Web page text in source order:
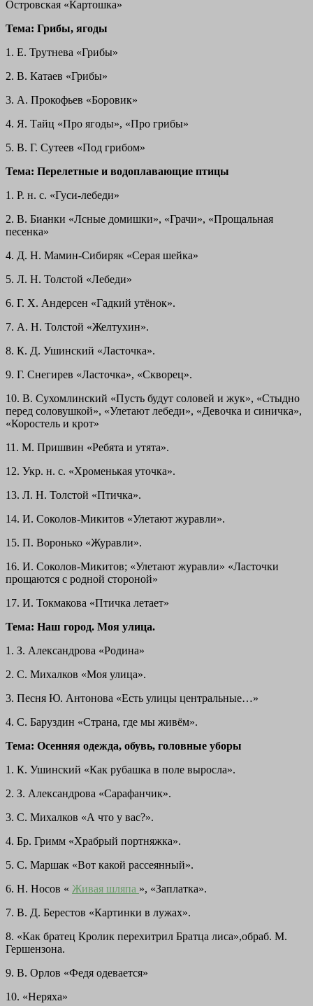
Островская «Картошка»
Тема: Грибы, ягоды
1. Е. Трутнева «Грибы»
2. В. Катаев «Грибы»
3. А. Прокофьев «Боровик»
4. Я. Тайц «Про ягоды», «Про грибы»
5. В. Г. Сутеев «Под грибом»
Тема: Перелетные и водоплавающие птицы
1. Р. н. с. «Гуси-лебеди»
2. В. Бианки «Лсные домишки», «Грачи», «Прощальная
песенка»
4. Д. Н. Мамин-Сибиряк «Серая шейка»
5. Л. Н. Толстой «Лебеди»
6. Г. Х. Андерсен «Гадкий утёнок».
7. А. Н. Толстой «Желтухин».
8. К. Д. Ушинский «Ласточка».
9. Г. Снегирев «Ласточка», «Скворец».
10. В. Сухомлинский «Пусть будут соловей и жук», «Стыдно
перед соловушкой», «Улетают лебеди», «Девочка и синичка»,
«Коростель и крот»
11. М. Пришвин «Ребята и утята».
12. Укр. н. с. «Хроменькая уточка».
13. Л. Н. Толстой «Птичка».
14. И. Соколов-Микитов «Улетают журавли».
15. П. Воронько «Журавли».
16. И. Соколов-Микитов; «Улетают журавли» «Ласточки
прощаются с родной стороной»
17. И. Токмакова «Птичка летает»
Тема: Наш город. Моя улица.
1. З. Александрова «Родина»
2. С. Михалков «Моя улица».
3. Песня Ю. Антонова «Есть улицы центральные…»
4. С. Баруздин «Страна, где мы живём».
Тема: Осенняя одежда, обувь, головные уборы
1. К. Ушинский «Как рубашка в поле выросла».
2. З. Александрова «Сарафанчик».
3. С. Михалков «А что у вас?».
4. Бр. Гримм «Храбрый портняжка».
5. С. Маршак «Вот какой рассеянный».
6. Н. Носов « Живая шляпа », «Заплатка».
7. В. Д. Берестов «Картинки в лужах».
8. «Как братец Кролик перехитрил Братца лиса»,обраб. М.
Гершензона.
9. В. Орлов «Федя одевается»
10. «Неряха»